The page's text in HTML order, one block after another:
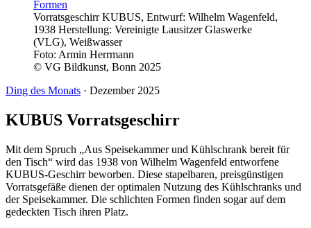
Vorratsgeschirr KUBUS, Entwurf: Wilhelm Wagenfeld,
1938 Herstellung: Vereinigte Lausitzer Glaswerke
(VLG), Weißwasser
Foto: Armin Herrmann
© VG Bildkunst, Bonn 2025
Ding des Monats · Dezember 2025
KUBUS Vorratsgeschirr
Mit dem Spruch „Aus Speisekammer und Kühlschrank bereit für
den Tisch“ wird das 1938 von Wilhelm Wagenfeld entworfene
KUBUS-Geschirr beworben. Diese stapelbaren, preisgünstigen
Vorratsgefäße dienen der optimalen Nutzung des Kühlschranks und
der Speisekammer. Die schlichten Formen finden sogar auf dem
gedeckten Tisch ihren Platz.